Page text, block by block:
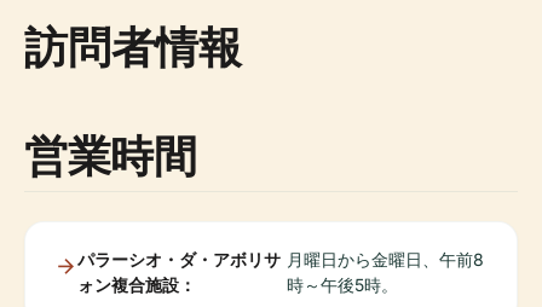
訪問者情報
営業時間
パラーシオ・ダ・アボリサ
ォン複合施設：
月曜日から金曜日、午前8
時～午後5時。